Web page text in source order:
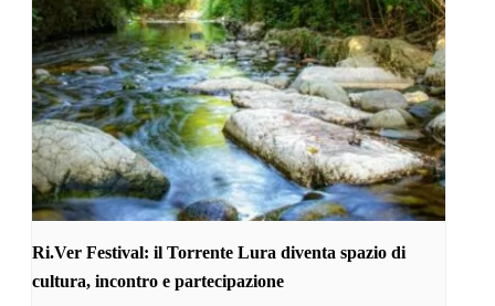
Ri.Ver Festival: il Torrente Lura diventa spazio di
cultura, incontro e partecipazione